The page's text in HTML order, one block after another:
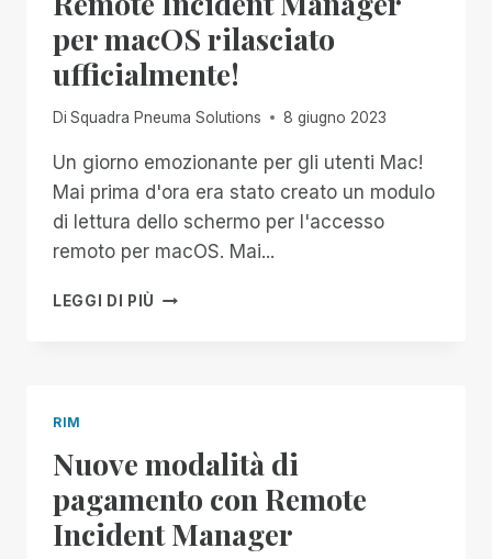
INCIDENT
MANAGER
(RIM)
per macOS rilasciato
ufficialmente!
Di Squadra Pneuma Solutions 8 giugno 2023
Un giorno emozionante per gli utenti Mac!
Mai prima d'ora era stato creato un modulo
di lettura dello schermo per l'accesso
remoto per macOS. Mai...
LEGGI DI PIÙ REMOTE
RIM
Nuove modalità di
pagamento con Remote
Incident Manager